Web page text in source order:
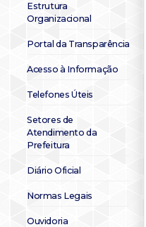
Estrutura
Organizacional
Portal da Transparência
Acesso à Informação
Telefones Úteis
Setores de
Atendimento da
Prefeitura
Diário Oficial
Normas Legais
Ouvidoria